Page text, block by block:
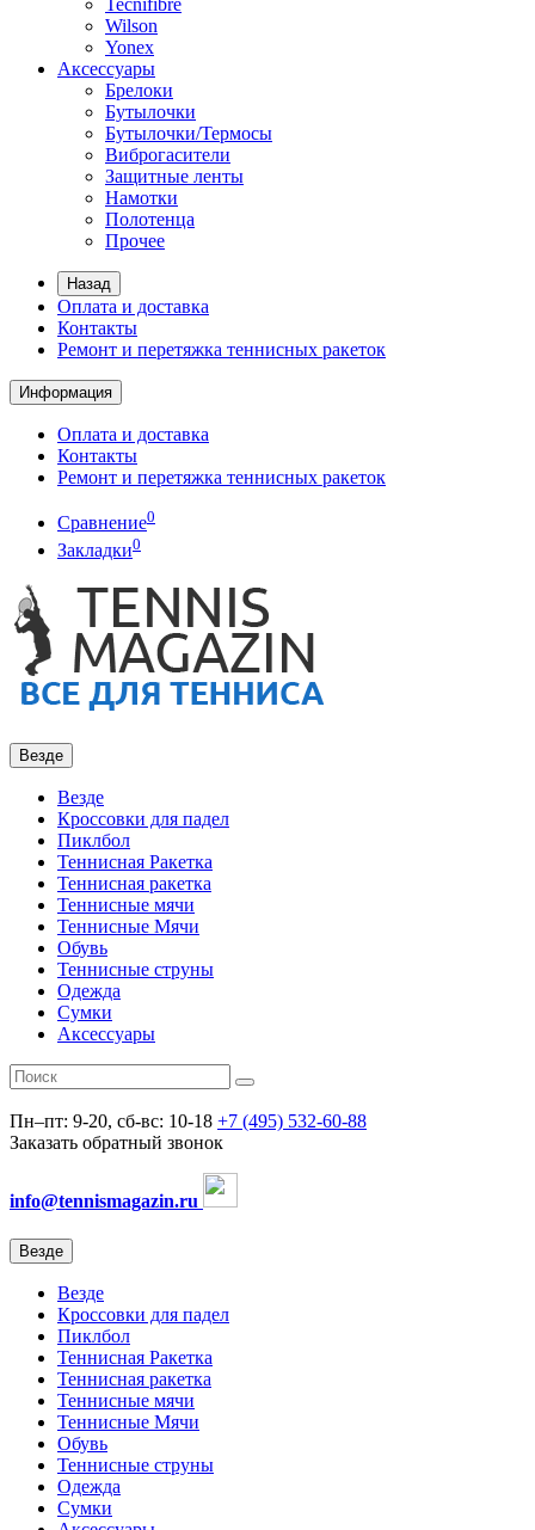
Tecnifibre
Wilson
Yonex
Аксессуары
Брелоки
Бутылочки
Бутылочки/Термосы
Виброгасители
Защитные ленты
Намотки
Полотенца
Прочее
Назад
Оплата и доставка
Контакты
Ремонт и перетяжка теннисных ракеток
Информация
Оплата и доставка
Контакты
Ремонт и перетяжка теннисных ракеток
Сравнение0
Закладки0
Везде
Везде
Кроссовки для падел
Пиклбол
Теннисная Ракетка
Теннисная ракетка
Теннисные мячи
Теннисные Мячи
Обувь
Теннисные струны
Одежда
Сумки
Аксессуары
Пн–пт: 9-20, сб-вс: 10-18 +7 (495) 532-60-88
Заказать обратный звонок
info@tennismagazin.ru
Везде
Везде
Кроссовки для падел
Пиклбол
Теннисная Ракетка
Теннисная ракетка
Теннисные мячи
Теннисные Мячи
Обувь
Теннисные струны
Одежда
Сумки